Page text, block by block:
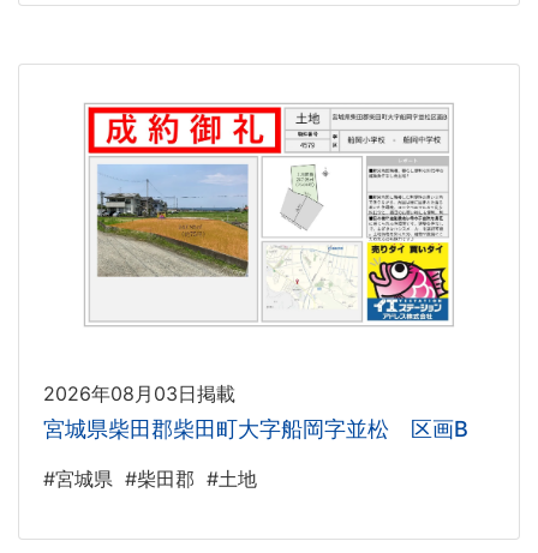
2026年08月03日掲載
宮城県柴田郡柴田町大字船岡字並松 区画B
#宮城県 #柴田郡 #土地